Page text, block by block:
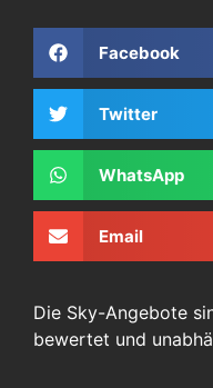
Facebook
Twitter
WhatsApp
Email
Die Sky-Angebote
bewertet und